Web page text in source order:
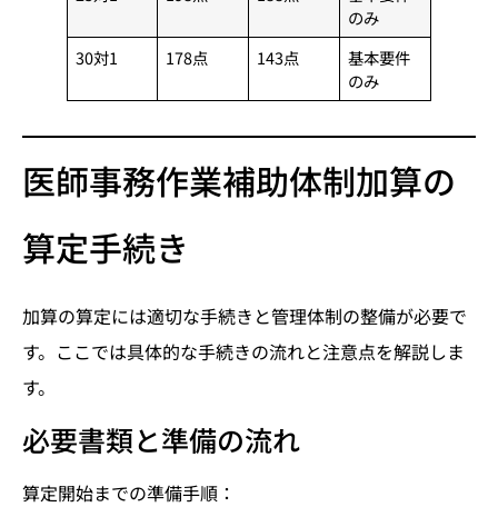
のみ
30対1
178点 143点
基本要件
のみ
医師事務作業補助体制加算の
算定手続き
加算の算定には適切な手続きと管理体制の整備が必要で
す。ここでは具体的な手続きの流れと注意点を解説しま
す。
必要書類と準備の流れ
算定開始までの準備手順：